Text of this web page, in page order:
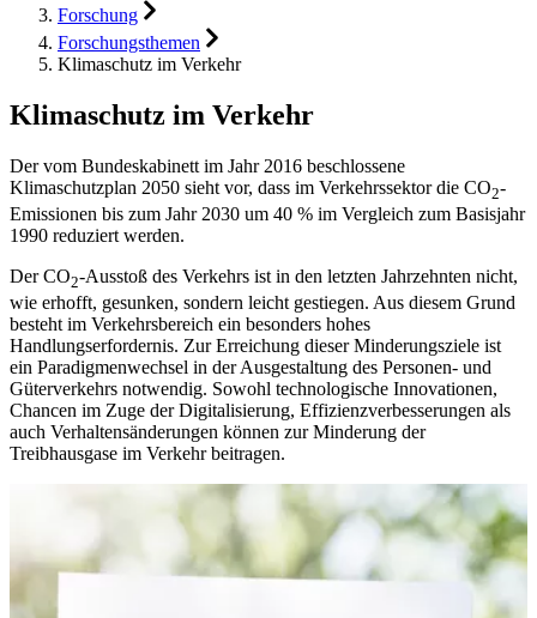
Forschung
Forschungsthemen
Klimaschutz im Verkehr
Klimaschutz im Verkehr
Der vom Bundeskabinett im Jahr 2016 beschlossene
Klimaschutzplan 2050 sieht vor, dass im Verkehrssektor die CO2-
Emissionen bis zum Jahr 2030 um 40 % im Vergleich zum Basisjahr
1990 reduziert werden.
Der CO2-Ausstoß des Verkehrs ist in den letzten Jahrzehnten nicht,
wie erhofft, gesunken, sondern leicht gestiegen. Aus diesem Grund
besteht im Verkehrsbereich ein besonders hohes
Handlungserfordernis. Zur Erreichung dieser Minderungsziele ist
ein Paradigmenwechsel in der Ausgestaltung des Personen- und
Güterverkehrs notwendig. Sowohl technologische Innovationen,
Chancen im Zuge der Digitalisierung, Effizienzverbesserungen als
auch Verhaltensänderungen können zur Minderung der
Treibhausgase im Verkehr beitragen.